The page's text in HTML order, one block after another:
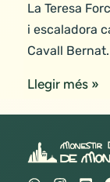
La Teresa
i escaladora
Cavall
Llegir més »